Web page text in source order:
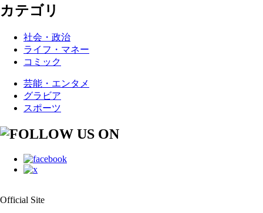
カテゴリ
社会・政治
ライフ・マネー
コミック
芸能・エンタメ
グラビア
スポーツ
Official Site